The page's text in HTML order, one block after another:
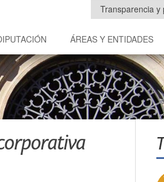
Transparencia y
ÁREAS Y ENTIDADES